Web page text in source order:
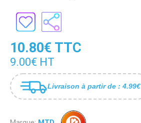
10.80€ TTC
9.00€ HT
Livraison à partir de : 4.99€